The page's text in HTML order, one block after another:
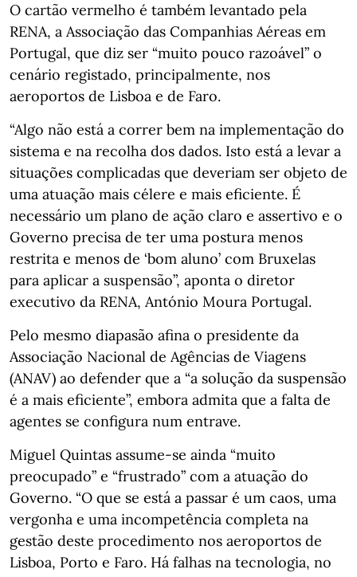
O cartão vermelho é também levantado pela
RENA, a Associação das Companhias Aéreas em
Portugal, que diz ser “muito pouco razoável” o
cenário registado, principalmente, nos
aeroportos de Lisboa e de Faro.
“Algo não está a correr bem na implementação do
sistema e na recolha dos dados. Isto está a levar a
situações complicadas que deveriam ser objeto de
uma atuação mais célere e mais eficiente. É
necessário um plano de ação claro e assertivo e o
Governo precisa de ter uma postura menos
restrita e menos de ‘bom aluno’ com Bruxelas
para aplicar a suspensão”, aponta o diretor
executivo da RENA, António Moura Portugal.
Pelo mesmo diapasão afina o presidente da
Associação Nacional de Agências de Viagens
(ANAV) ao defender que a “a solução da suspensão
é a mais eficiente”, embora admita que a falta de
agentes se configura num entrave.
Miguel Quintas assume-se ainda “muito
preocupado” e “frustrado” com a atuação do
Governo. “O que se está a passar é um caos, uma
vergonha e uma incompetência completa na
gestão deste procedimento nos aeroportos de
Lisboa, Porto e Faro. Há falhas na tecnologia, no